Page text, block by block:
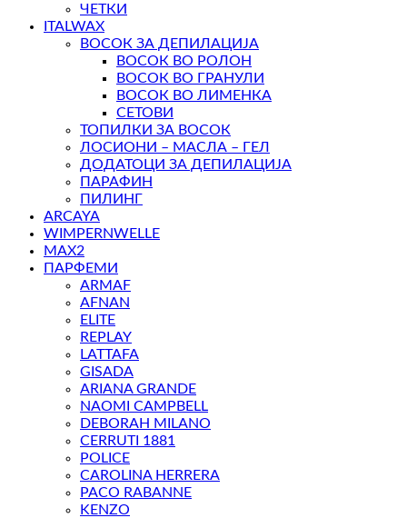
ЧЕТКИ
ITALWAX
ВОСОК ЗА ДЕПИЛАЦИЈА
ВОСОК ВО РОЛОН
ВОСОК ВО ГРАНУЛИ
ВОСОК ВО ЛИМЕНКА
СЕТОВИ
ТОПИЛКИ ЗА ВОСОК
ЛОСИОНИ – МАСЛА – ГЕЛ
ДОДАТОЦИ ЗА ДЕПИЛАЦИЈА
ПАРАФИН
ПИЛИНГ
ARCAYA
WIMPERNWELLE
MAX2
ПАРФЕМИ
ARMAF
AFNAN
ELITE
REPLAY
LATTAFA
GISADA
ARIANA GRANDE
NAOMI CAMPBELL
DEBORAH MILANO
CERRUTI 1881
POLICE
CAROLINA HERRERA
PACO RABANNE
KENZO